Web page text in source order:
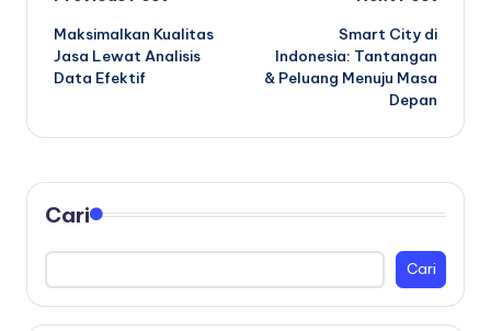
navigation
Maksimalkan Kualitas
Jasa Lewat Analisis
Data Efektif
Smart City di
Indonesia: Tantangan
& Peluang Menuju Masa
Depan
Cari
Cari